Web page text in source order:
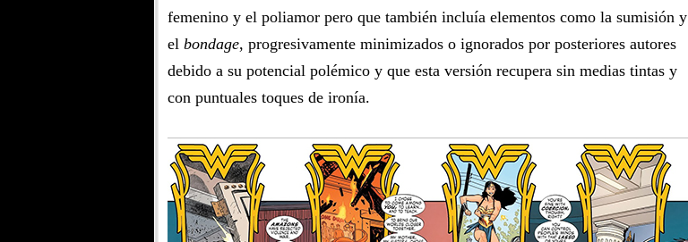
femenino y el poliamor pero que también incluía elementos como la sumisión y
el bondage, progresivamente minimizados o ignorados por posteriores autores
debido a su potencial polémico y que esta versión recupera sin medias tintas y
con puntuales toques de ironía.